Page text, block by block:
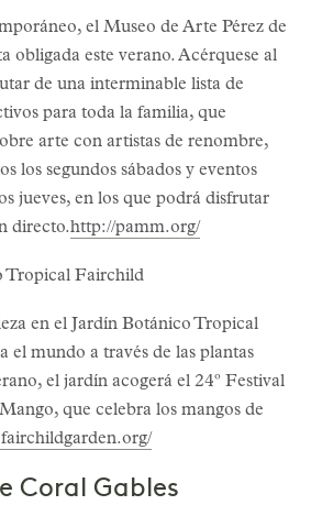
el Museo de Arte Pérez de
obligada este verano. Acérquese al
de una interminable lista de
para toda la familia, que
arte con artistas de renombre,
los segundos sábados y eventos
jueves, en los que podrá disfrutar
directo.http://pamm.org/
Tropical Fairchild
en el Jardín Botánico Tropical
el mundo a través de las plantas
el jardín acogerá el 24º Festival
que celebra los mangos de
Coral Gables